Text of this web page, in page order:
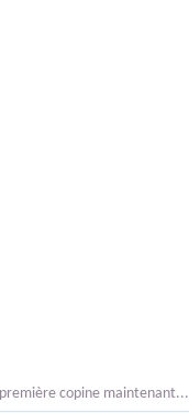
copine maintenant...